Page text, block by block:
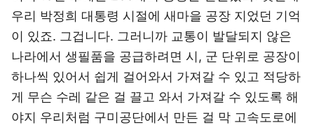
우리 박정희 대통령 시절에 새마을 공장 지었던 기억
이 있죠. 그겁니다. 그러니까 교통이 발달되지 않은
나라에서 생필품을 공급하려면 시, 군 단위로 공장이
하나씩 있어서 쉽게 걸어와서 가져갈 수 있고 적당하
게 무슨 수레 같은 걸 끌고 와서 가져갈 수 있도록 해
야지 우리처럼 구미공단에서 만든 걸 막 고속도로에